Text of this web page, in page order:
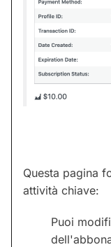
Questa pagina
attività chiave:
Puoi